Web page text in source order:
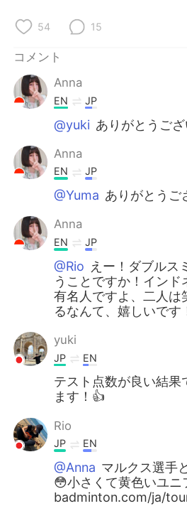
Türkçe
Português
54 15
コメント
Anna
EN JP
@yuki ありがとうご
Anna
EN JP
@Yuma ありがとうご
Anna
EN JP
@Rio えー！ダブルス
うことですか！インド
有名人ですよ、二人は
るなんて、嬉しいです
yuki
JP EN
テスト点数が良い結果
ます！👍
Rio
JP EN
@Anna マルクス選手
😳小さくて黄色いユ
badminton.com/ja/